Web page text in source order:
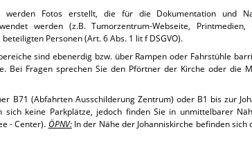
Fotos erstellt, die für die Dokumentation und
werden (z.B. Tumorzentrum-Webseite,
Personen (Art. 6 Abs. 1 lit f DSGVO).
sind ebenerdig bzw. über Rampen oder Fahrstühle
Bei Fragen sprechen Sie den Pförtner der Kirche oder die
B71 (Abfahrten Ausschilderung Zentrum) oder B1 bis zur
sich keine Parkplätze, jedoch finden Sie in unmittelbarer
- Center). ÖPNV:In der Nähe der Johanniskirche befinden sich